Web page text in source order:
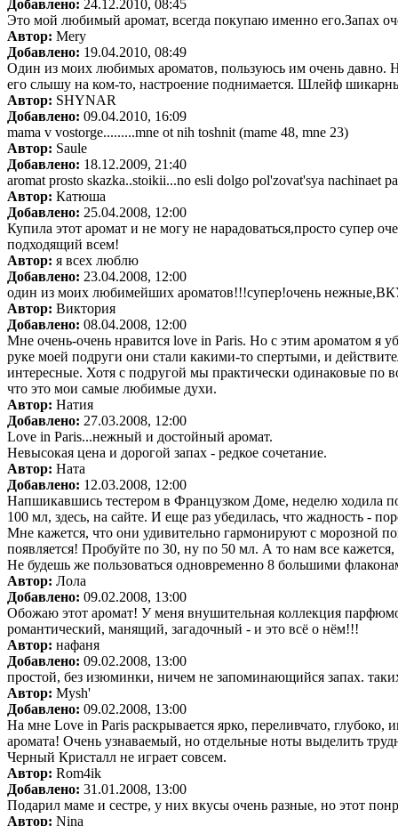
Добавлено: 24.12.2010, 08:45
Это мой любимый аромат, всегда покупаю именно его.Запах
Автор: Mery
Добавлено: 19.04.2010, 08:49
Один из моих любимых ароматов, пользуюсь им очень давно.
его слышу на ком-то, настроение поднимается. Шлейф
Автор: SHYNAR
Добавлено: 09.04.2010, 16:09
mama v vostorge.........mne ot nih toshnit (mame 48, mne 23)
Автор: Saule
Добавлено: 18.12.2009, 21:40
aromat prosto skazka..stoikii...no esli dolgo pol'zovat'sya nachinaet
Автор: Катюша
Добавлено: 25.04.2008, 12:00
Купила этот аромат и не могу не нарадоваться,просто супер
подходящий всем!
Автор: я всех люблю
Добавлено: 23.04.2008, 12:00
один из моих любимейших ароматов!!!супер!очень
Автор: Виктория
Добавлено: 08.04.2008, 12:00
Мне очень-очень нравится love in Paris. Но с этим ароматом я
руке моей подруги они стали какими-то спертыми, и
интересные. Хотя с подругой мы практически одинаковые по
что это мои самые любимые духи.
Автор: Натия
Добавлено: 27.03.2008, 12:00
Love in Paris...нежный и достойный аромат.
Невысокая цена и дорогой запах - редкое сочетание.
Автор: Ната
Добавлено: 12.03.2008, 12:00
Напшикавшись тестером в Французком Доме, неделю ходила
100 мл, здесь, на сайте. И еще раз убедилась, что жадность -
Мне кажется, что они удивительно гармонируют с морозной
появляется! Пробуйте по 30, ну по 50 мл. А то нам все
Не будешь же пользоваться одновременно 8 большими
Автор: Лола
Добавлено: 09.02.2008, 13:00
Обожаю этот аромат! У меня внушительная коллекция
романтический, манящий, загадочный - и это всё о нём!!!
Автор: нафаня
Добавлено: 09.02.2008, 13:00
простой, без изюминки, ничем не запоминающийся запах.
Автор: Mysh'
Добавлено: 09.02.2008, 13:00
На мне Love in Paris раскрывается ярко, переливчато,
аромата! Очень узнаваемый, но отдельные ноты выделить
Черный Кристалл не играет совсем.
Автор: Rom4ik
Добавлено: 31.01.2008, 13:00
Подарил маме и сестре, у них вкусы очень разные, но этот
Автор: Nina